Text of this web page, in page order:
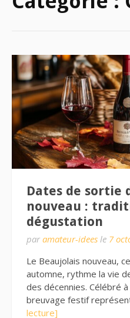
Dates de sortie
nouveau :
dégustation
par amateur-idees le 7
Le Beaujolais nouveau,
automne, rythme la vie
des décennies. Célébré
breuvage festif
lecture]